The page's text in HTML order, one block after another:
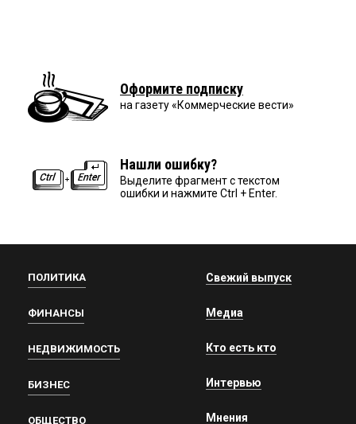
Оформите подписку
на газету «Коммерческие вести»
Нашли ошибку?
Выделите фрагмент с текстом
ошибки и нажмите Ctrl + Enter.
ПОЛИТИКА
ФИНАНСЫ
НЕДВИЖИМОСТЬ
БИЗНЕС
ОБЩЕСТВО
Свежий выпуск
Медиа
Кто есть кто
Интервью
Мнения